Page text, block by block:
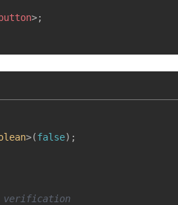
button>;
>(false);
verification